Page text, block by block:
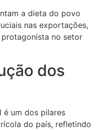
a dieta do povo
nas exportações,
no setor
dos
é um dos pilares
do país, refletindo